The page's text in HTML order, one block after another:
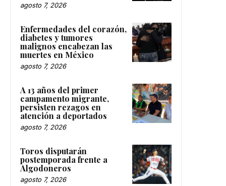
agosto 7, 2026
Enfermedades del corazón,
diabetes y tumores
malignos encabezan las
muertes en México
agosto 7, 2026
A 13 años del primer
campamento migrante,
persisten rezagos en
atención a deportados
agosto 7, 2026
Toros disputarán
postemporada frente a
Algodoneros
agosto 7, 2026